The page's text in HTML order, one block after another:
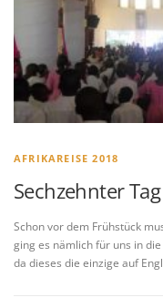
AFRIKAREISE 2018
Sechzehnter Tag
Schon vor dem Frühstück
ging es nämlich für uns in
da dieses die einzige auf